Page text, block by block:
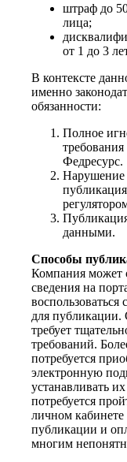
штраф до
лица;
от 1 до 3
В контексте
именно
обязанности:
Полное
Федресурс.
Нарушение
данными.
Способы
Компания может
сведения на
для публикации.
требует
требований.
потребуется
электронную
устанавливать
потребуется
личном кабинете
публикации и
многим